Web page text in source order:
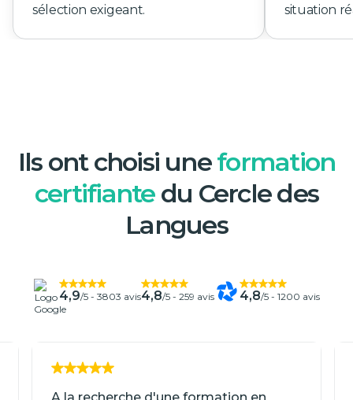
sélection exigeant.
situation
Ils ont choisi uneformation
certifiantedu Cercle des
Langues
4,9/5 - 3803 avis4,8/5 - 259 avis 4,8/5 - 1200 avis